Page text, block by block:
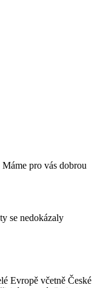
pro vás dobrou
se nedokázaly
Evropě včetně České